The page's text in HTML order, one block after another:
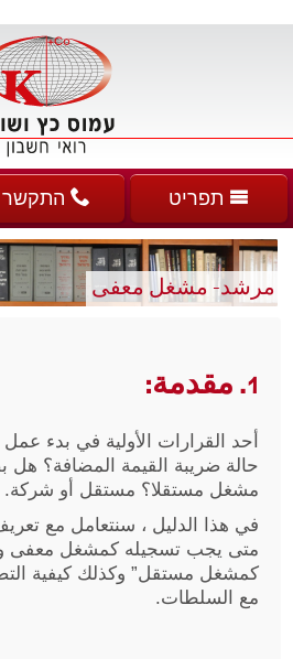
תפריט התקשר
مرشد- مشغل معفى
1. مقدمة:
أحد القرارات الأولية في بدء
حالة ضريبة القيمة المضافة؟
مشغل مستقلا؟ مستقل أو شركة.
في هذا الدليل ، سنتعامل مع
متى يجب تسجيله كمشغل معفى
كمشغل مستقل” وكذلك كيفية
مع السلطات.